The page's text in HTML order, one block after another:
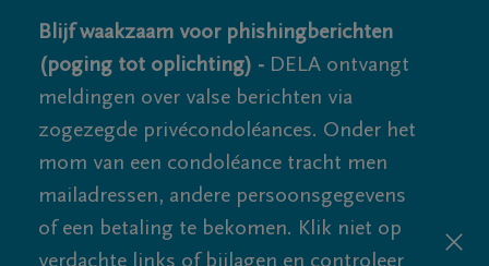
Blijf waakzaam voor phishingberichten
(poging tot oplichting) - DELA ontvangt
meldingen over valse berichten via
zogezegde privécondoléances. Onder het
mom van een condoléance tracht men
mailadressen, andere persoonsgegevens
of een betaling te bekomen. Klik niet op
verdachte links of bijlagen en controleer